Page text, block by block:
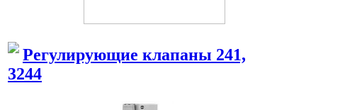
Регулирующие клапаны 241,
3244